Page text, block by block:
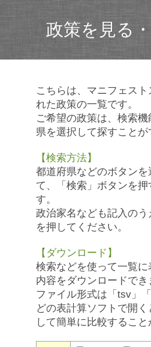
政策を見る
こちらは、マニフェス
れた政策の一覧です。
ご希望の政策は、検索
県を選択して探すことが
【検索方法】
都道府県などのボタン
て、「検索」ボタンを押
す。
政治家名なども記入の
を押してください。
【ダウンロード】
検索などを使って一覧
内容をダウンロードでき
ファイル形式は「tsv」
どの表計算ソフトで開
して簡単に比較すること